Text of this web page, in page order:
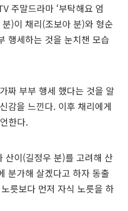
주말드라마 ‘부탁해요 엄
)이 채리(조보아 분)와 형순
행세하는 것을 눈치챈 모습
짜 부부 행세 했다는 것을 알
감을 느낀다. 이후 채리에게
한다.
산이(길정우 분)를 고려해 산
분가해 살겠다고 하자 동출
릇보다 먼저 자식 노릇을 하